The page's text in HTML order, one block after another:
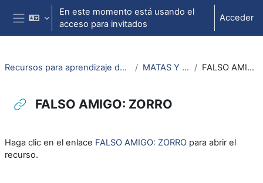
Salta al contenido principal
Panel lateral
En este momento está usando el
acceso para invitados
Acceder
Recursos para aprendizaje de lengua aragonesa MATAS Y ANIMALS FALSO AMIGO: ZORRO
FALSO AMIGO: ZORRO
Haga clic en el enlace FALSO AMIGO: ZORRO para abrir el
recurso.